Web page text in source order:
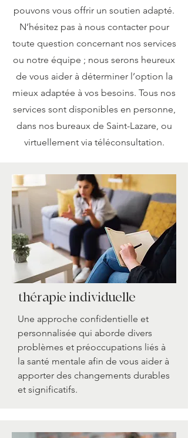
pouvons vous offrir un soutien adapté.
N’hésitez pas à nous contacter pour
toute question concernant nos services
ou notre équipe ; nous serons heureux
de vous aider à déterminer l’option la
mieux adaptée à vos besoins. Tous nos
services sont disponibles en personne,
dans nos bureaux de Saint-Lazare, ou
virtuellement via téléconsultation.
thérapie individuelle
Une approche confidentielle et
personnalisée qui aborde divers
problèmes et préoccupations liés à
la santé mentale afin de vous aider à
apporter des changements durables
et significatifs.